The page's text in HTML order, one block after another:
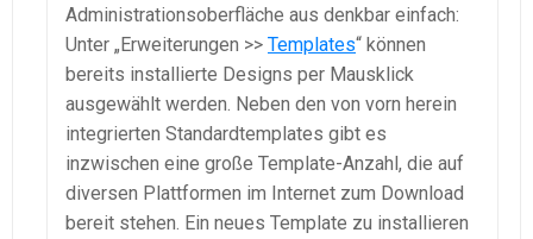
Administrationsoberfläche aus denkbar einfach:
Unter „Erweiterungen >> Templates“ können
bereits installierte Designs per Mausklick
ausgewählt werden. Neben den von vorn herein
integrierten Standardtemplates gibt es
inzwischen eine große Template-Anzahl, die auf
diversen Plattformen im Internet zum Download
bereit stehen. Ein neues Template zu installieren